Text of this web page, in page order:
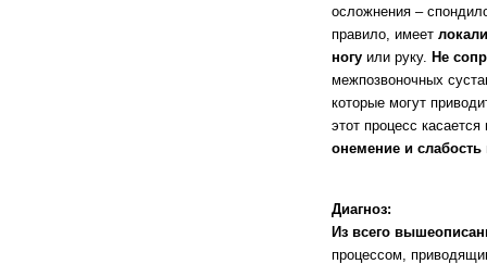
осложнения –
правило, имеет
ногу или руку. Не
межпозвоночных
которые могут
этот процесс
онемение и слабость
Диагноз:
Из всего
процессом,